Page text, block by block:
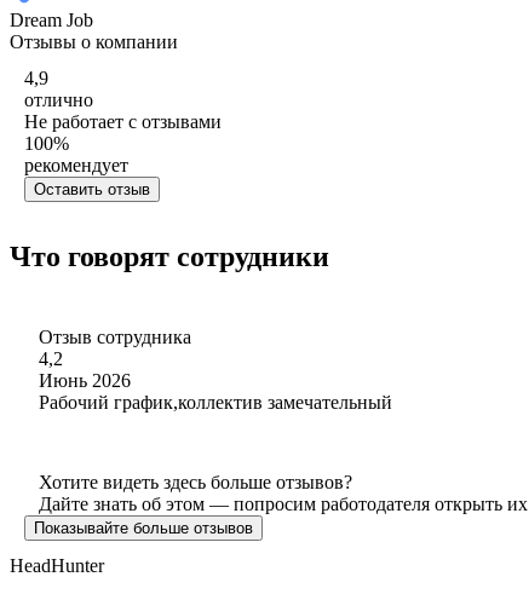
Dream Job
Отзывы о компании
4,9
отлично
Не работает с отзывами
100%
рекомендует
Оставить отзыв
Что говорят сотрудники
Отзыв сотрудника
4,2
Июнь 2026
Рабочий график,коллектив замечательный
Хотите видеть здесь больше отзывов?
Дайте знать об этом — попросим работодателя открыть их
Показывайте больше отзывов
HeadHunter